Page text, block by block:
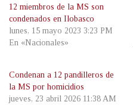
12 miembros de la MS son
condenados en Ilobasco
lunes, 15 mayo 2023 3:23 PM
En «Nacionales»
Condenan a 12 pandilleros de
la MS por homicidios
jueves, 23 abril 2026 11:38 AM